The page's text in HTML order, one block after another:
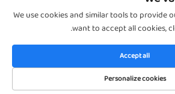
رائٹ © 2024، ڈونگگوان ہینگفو پلسٹک پروڈکٹس کو.,
ہیںخصوصیت رپورٹ
We use cookies and similar tools to provide
want to accept all cookies,
Personalize cookies
Accept all